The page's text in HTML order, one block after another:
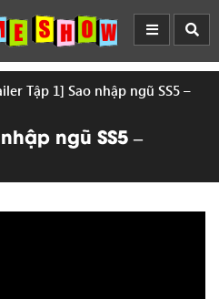
Tập 1] Sao nhập ngũ SS5 –
ngũ SS5 –